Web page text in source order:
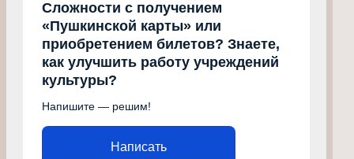
Сложности с получением
«Пушкинской карты» или
приобретением билетов? Знаете,
как улучшить работу учреждений
культуры?
Напишите — решим!
Написать